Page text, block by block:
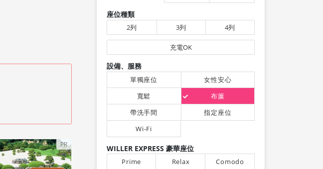
PR
座位種類
2列 3列 4列
充電OK
設備、服務
單獨座位
女性安心
寬鬆
布簾
帶洗手間
指定座位
Wi-Fi
WILLER EXPRESS 豪華座位
Prime Relax
Comodo